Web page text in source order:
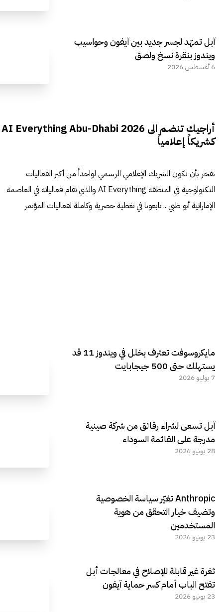
آبل تمهّد لجسر جديد بين آيفون وحواسيب
ويندوز بنقرة نسخ ولصق
6 أغسطس 2026
أراجيك تنضم الى AI Everything Abu-Dhabi 2026
كشريكاً إعلامياً
نفخر بأن نكون الشريك الإعلامي الرسمي لواحداً من أكبر الفعاليات
التكنولوجية في المنطقة AI Everything والذي تقام فعالياته في العاصمة
الإماراتية أبو ظبي .. تابعونا في تغطية حصرية وكاملة لفعاليات المؤتمر
مايكروسوفت تعترف بخلل في ويندوز 11 قد
يستهلك حتى 500 جيجابايت
7 يوليو 2026
آبل تسعى لشراء رقائق من شركة صينية
مدرجة على القائمة السوداء
28 يونيو 2026
Anthropic تغيّر سياسة الخصوصية
وتضيف خيار التحقق من هوية
المستخدمين
23 يونيو 2026
ثغرة غير قابلة للإصلاح في معالجات أبل
تفتح الباب أمام كسر حماية آيفون
23 يونيو 2026